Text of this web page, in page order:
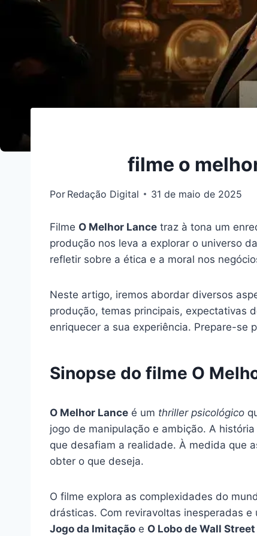
filme o
Por Redação Digital 31 de maio de 2025
Filme O Melhor Lance traz à tona um
produção nos leva a explorar o universo
refletir sobre a ética e a moral nos
Neste artigo, iremos abordar diversos
produção, temas principais, expectativas
enriquecer a sua experiência. Prepare-se
Sinopse do filme O
O Melhor Lance é um thriller psicológico
jogo de manipulação e ambição. A
que desafiam a realidade. À medida que
obter o que deseja.
O filme explora as complexidades do
drásticas. Com reviravoltas inesperadas e
Jogo da Imitação e O Lobo de Wall Street